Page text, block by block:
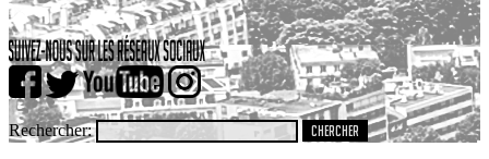
Rechercher: